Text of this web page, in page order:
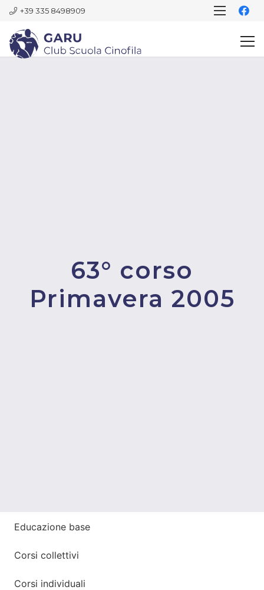
+39 335 8498909
63° corso
Primavera 2005
Educazione base
Corsi collettivi
Corsi individuali